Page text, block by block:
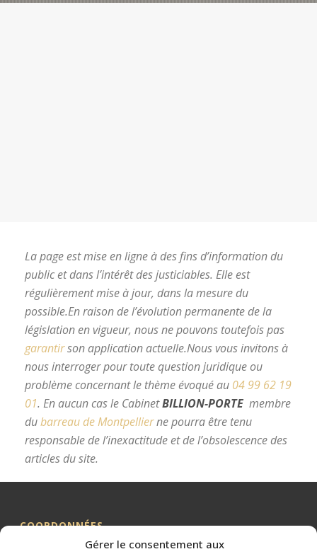
Gérer le consentement aux
La page est mise en ligne à des fins d’information du
public et dans l’intérêt des justiciables. Elle est
régulièrement mise à jour, dans la mesure du
possible.En raison de l’évolution permanente de la
législation en vigueur, nous ne pouvons toutefois pas
garantirson application actuelle.Nous vous invitons à
nous interroger pour toute question juridique ou
problème concernant le thème évoqué au 04 99 62 19
01. En aucun cas le CabinetBILLION-PORTE membre
dubarreau de Montpellierne pourra être tenu
responsable de l’inexactitude et de l’obsolescence des
articles du site.
COORDONNÉES
Me BILLION-PORTE